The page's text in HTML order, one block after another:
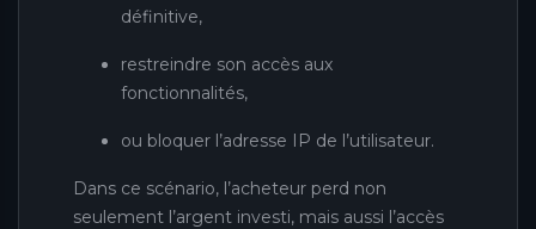
définitive,
restreindre son accès aux
fonctionnalités,
ou bloquer l’adresse IP de l’utilisateur.
Dans ce scénario, l’acheteur perd non
seulement l’argent investi, mais aussi l’accès